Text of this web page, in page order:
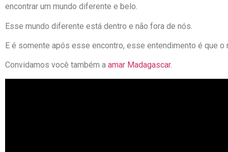
encontrar um mundo diferente e belo.
Esse mundo diferente está dentro e não fora de nós.
E é somente após esse encontro, esse entendimento é que o
Convidamos você também a amar Madagascar.